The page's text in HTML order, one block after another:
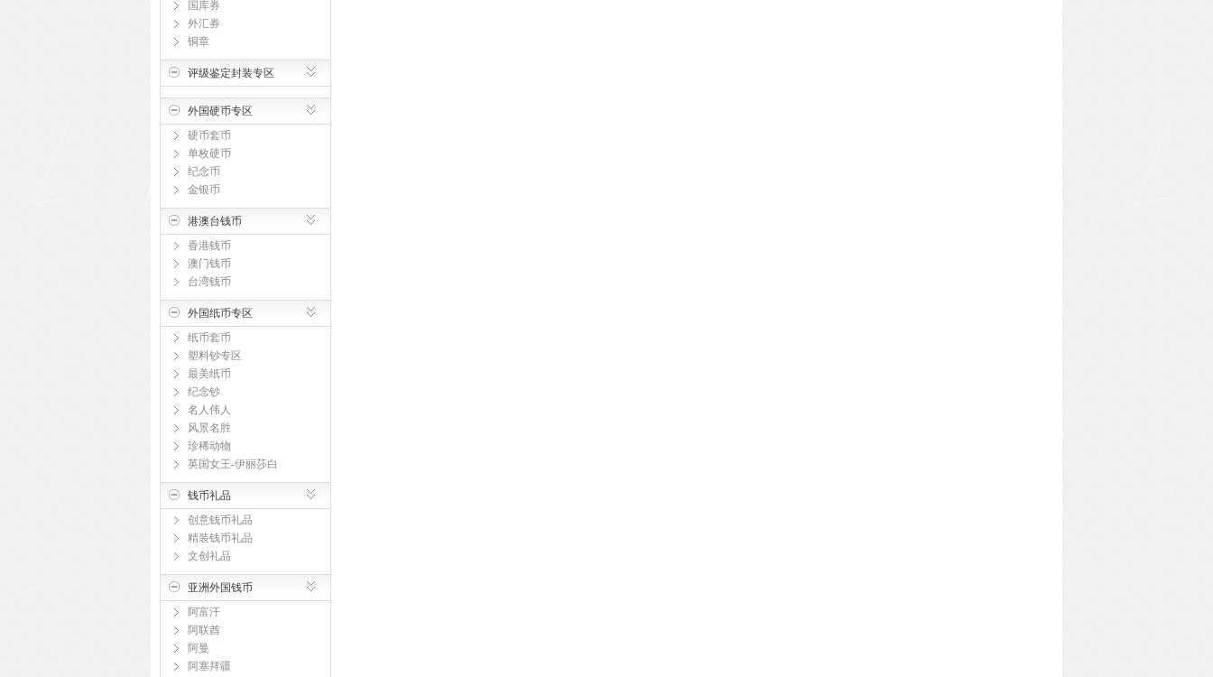
国库券
外汇券
铜章
评级鉴定封装专区
外国硬币专区
硬币套币
单枚硬币
纪念币
金银币
港澳台钱币
香港钱币
澳门钱币
台湾钱币
外国纸币专区
纸币套币
塑料钞专区
最美纸币
纪念钞
名人伟人
风景名胜
珍稀动物
英国女王-伊丽莎白
钱币礼品
创意钱币礼品
精装钱币礼品
文创礼品
亚洲外国钱币
阿富汗
阿联酋
阿曼
阿塞拜疆